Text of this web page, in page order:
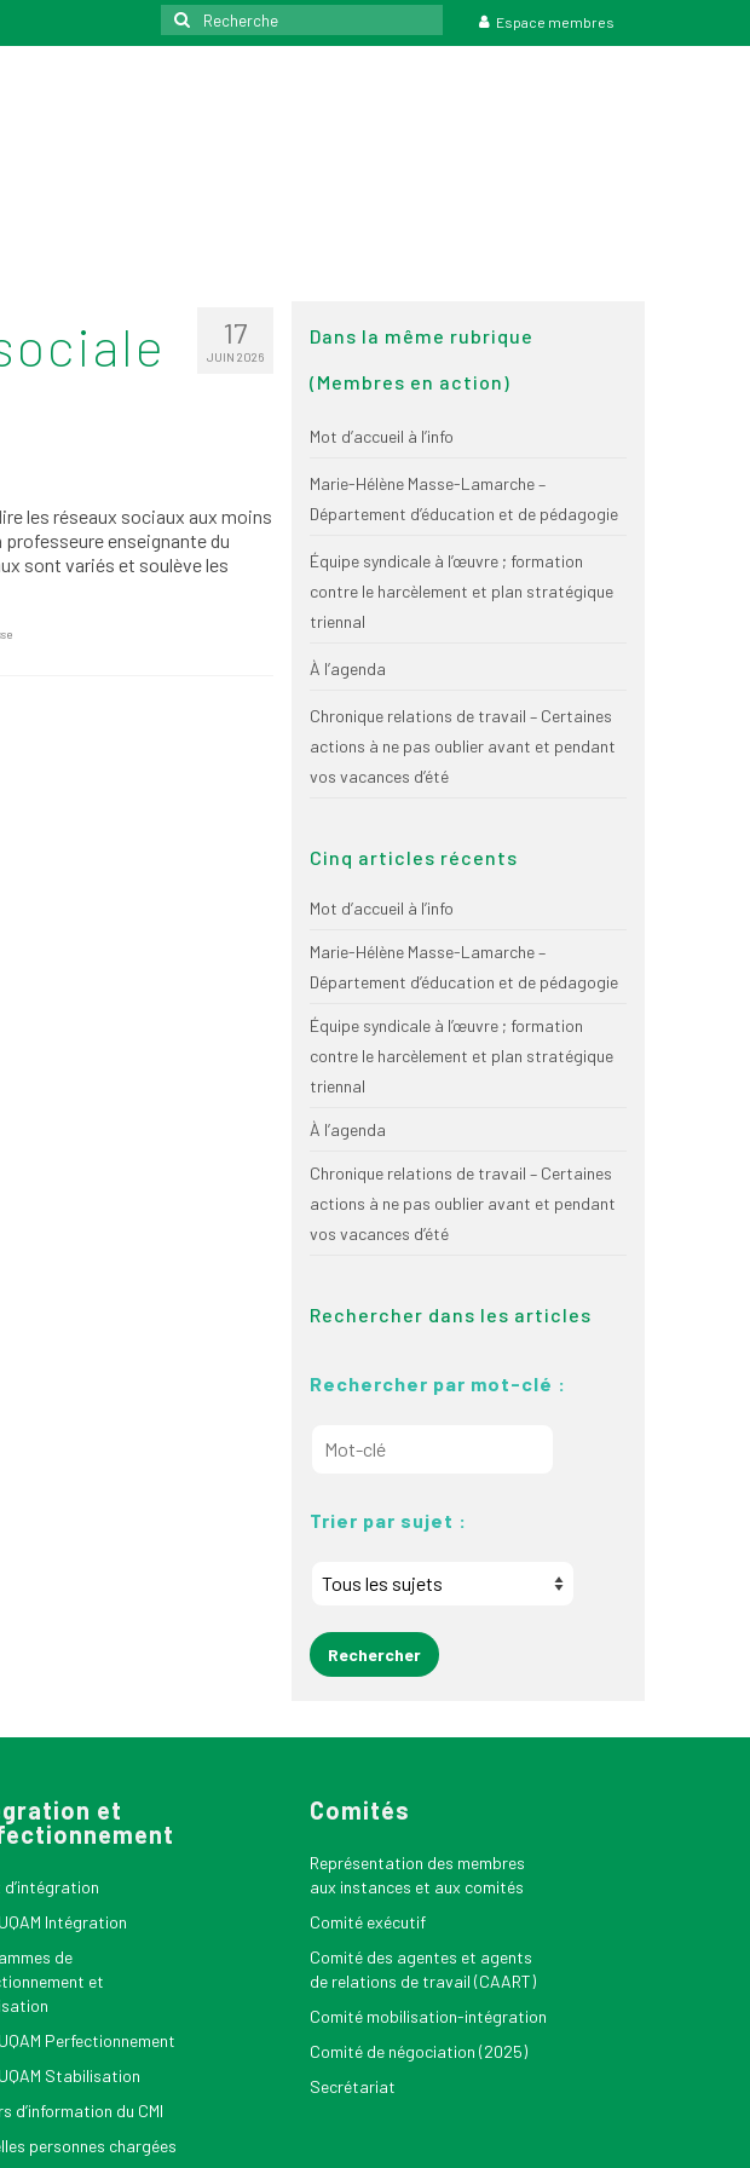
Rechercher
:
Espace membres
17
JUIN 2026
les réseaux sociaux aux moins
enseignante du
sont variés et soulève les
Dans la même rubrique
(Membres en action)
Mot d’accueil à l’info
Marie-Hélène Masse-Lamarche –
Département d’éducation et de pédagogie
Équipe syndicale à l’œuvre ; formation
contre le harcèlement et plan stratégique
triennal
À l’agenda
Chronique relations de travail – Certaines
actions à ne pas oublier avant et pendant
vos vacances d’été
Cinq articles récents
Mot d’accueil à l’info
Marie-Hélène Masse-Lamarche –
Département d’éducation et de pédagogie
Équipe syndicale à l’œuvre ; formation
contre le harcèlement et plan stratégique
triennal
À l’agenda
Chronique relations de travail – Certaines
actions à ne pas oublier avant et pendant
vos vacances d’été
Rechercher dans les articles
Rechercher par mot-clé :
Trier par sujet :
et
Intégration
de
et
Perfectionnement
Stabilisation
d’information du CMI
personnes chargées
Comités
Représentation des membres
aux instances et aux comités
Comité exécutif
Comité des agentes et agents
de relations de travail (CAART)
Comité mobilisation-intégration
Comité de négociation (2025)
Secrétariat